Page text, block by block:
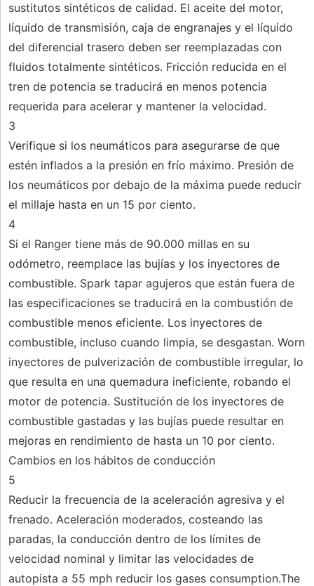
sustitutos sintéticos de calidad. El aceite del motor,
líquido de transmisión, caja de engranajes y el líquido
del diferencial trasero deben ser reemplazadas con
fluidos totalmente sintéticos. Fricción reducida en el
tren de potencia se traducirá en menos potencia
requerida para acelerar y mantener la velocidad.
3
Verifique si los neumáticos para asegurarse de que
estén inflados a la presión en frío máximo. Presión de
los neumáticos por debajo de la máxima puede reducir
el millaje hasta en un 15 por ciento.
4
Si el Ranger tiene más de 90.000 millas en su
odómetro, reemplace las bujías y los inyectores de
combustible. Spark tapar agujeros que están fuera de
las especificaciones se traducirá en la combustión de
combustible menos eficiente. Los inyectores de
combustible, incluso cuando limpia, se desgastan. Worn
inyectores de pulverización de combustible irregular, lo
que resulta en una quemadura ineficiente, robando el
motor de potencia. Sustitución de los inyectores de
combustible gastadas y las bujías puede resultar en
mejoras en rendimiento de hasta un 10 por ciento.
Cambios en los hábitos de conducción
5
Reducir la frecuencia de la aceleración agresiva y el
frenado. Aceleración moderados, costeando las
paradas, la conducción dentro de los límites de
velocidad nominal y limitar las velocidades de
autopista a 55 mph reducir los gases consumption.The